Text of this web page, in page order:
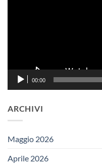
00:00
ARCHIVI
Maggio 2026
Aprile 2026